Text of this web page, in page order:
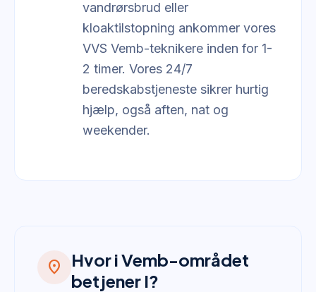
vandrørsbrud eller
kloaktilstopning ankommer vores
VVS Vemb-teknikere inden for 1-
2 timer. Vores 24/7
beredskabstjeneste sikrer hurtig
hjælp, også aften, nat og
weekender.
location_on
Hvor i Vemb-området
betjener I?